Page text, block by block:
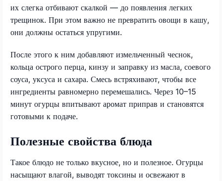
их слегка отбивают скалкой — до появления легких
трещинок. При этом важно не превратить овощи в кашу,
они должны остаться упругими.
После этого к ним добавляют измельченный чеснок,
кольца острого перца, кинзу и заправку из масла, соевого
соуса, уксуса и сахара. Смесь встряхивают, чтобы все
ингредиенты равномерно перемешались. Через 10–15
минут огурцы впитывают аромат приправ и становятся
готовыми к подаче.
Полезные свойства блюда
Такое блюдо не только вкусное, но и полезное. Огурцы
насыщают влагой, выводят токсины и освежают в